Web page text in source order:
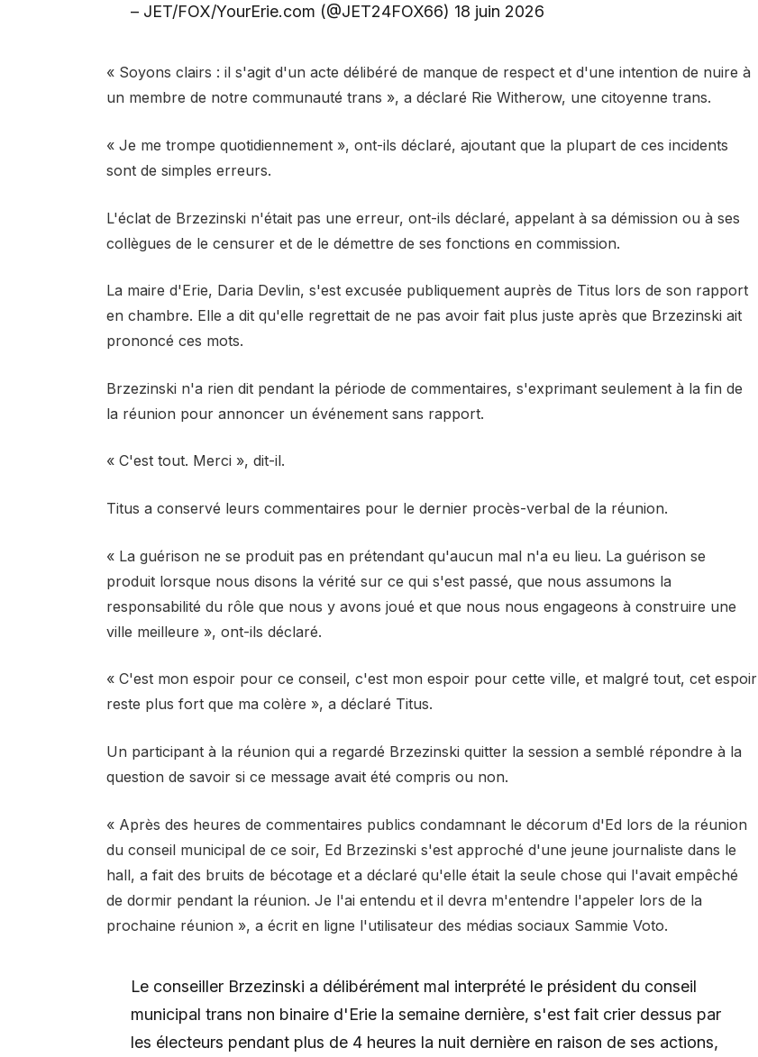
– JET/FOX/YourErie.com (@JET24FOX66) 18 juin 2026
« Soyons clairs : il s'agit d'un acte délibéré de manque de respect et d'une intention de nuire à
un membre de notre communauté trans », a déclaré Rie Witherow, une citoyenne trans.
« Je me trompe quotidiennement », ont-ils déclaré, ajoutant que la plupart de ces incidents
sont de simples erreurs.
L'éclat de Brzezinski n'était pas une erreur, ont-ils déclaré, appelant à sa démission ou à ses
collègues de le censurer et de le démettre de ses fonctions en commission.
La maire d'Erie, Daria Devlin, s'est excusée publiquement auprès de Titus lors de son rapport
en chambre. Elle a dit qu'elle regrettait de ne pas avoir fait plus juste après que Brzezinski ait
prononcé ces mots.
Brzezinski n'a rien dit pendant la période de commentaires, s'exprimant seulement à la fin de
la réunion pour annoncer un événement sans rapport.
« C'est tout. Merci », dit-il.
Titus a conservé leurs commentaires pour le dernier procès-verbal de la réunion.
« La guérison ne se produit pas en prétendant qu'aucun mal n'a eu lieu. La guérison se
produit lorsque nous disons la vérité sur ce qui s'est passé, que nous assumons la
responsabilité du rôle que nous y avons joué et que nous nous engageons à construire une
ville meilleure », ont-ils déclaré.
« C'est mon espoir pour ce conseil, c'est mon espoir pour cette ville, et malgré tout, cet espoir
reste plus fort que ma colère », a déclaré Titus.
Un participant à la réunion qui a regardé Brzezinski quitter la session a semblé répondre à la
question de savoir si ce message avait été compris ou non.
« Après des heures de commentaires publics condamnant le décorum d'Ed lors de la réunion
du conseil municipal de ce soir, Ed Brzezinski s'est approché d'une jeune journaliste dans le
hall, a fait des bruits de bécotage et a déclaré qu'elle était la seule chose qui l'avait empêché
de dormir pendant la réunion. Je l'ai entendu et il devra m'entendre l'appeler lors de la
prochaine réunion », a écrit en ligne l'utilisateur des médias sociaux Sammie Voto.
Le conseiller Brzezinski a délibérément mal interprété le président du conseil
municipal trans non binaire d'Erie la semaine dernière, s'est fait crier dessus par
les électeurs pendant plus de 4 heures la nuit dernière en raison de ses actions,